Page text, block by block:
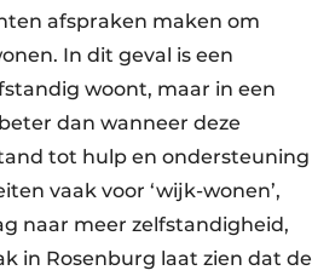
afspraken maken om
In dit geval is een
woont, maar in een
dan wanneer deze
tot hulp en ondersteuning
vaak voor ‘wijk-wonen’,
naar meer zelfstandigheid,
in Rosenburg laat zien dat de